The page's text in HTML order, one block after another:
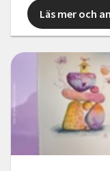
Läs mer och